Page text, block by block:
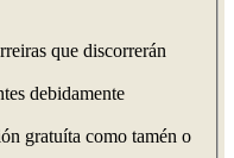
que discorrerán
debidamente
gratuíta como tamén o